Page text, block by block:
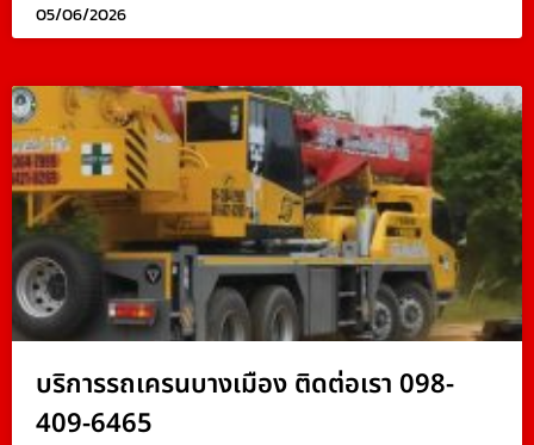
05/06/2026
บริการรถเครนบางเมือง ติดต่อเรา 098-
409-6465